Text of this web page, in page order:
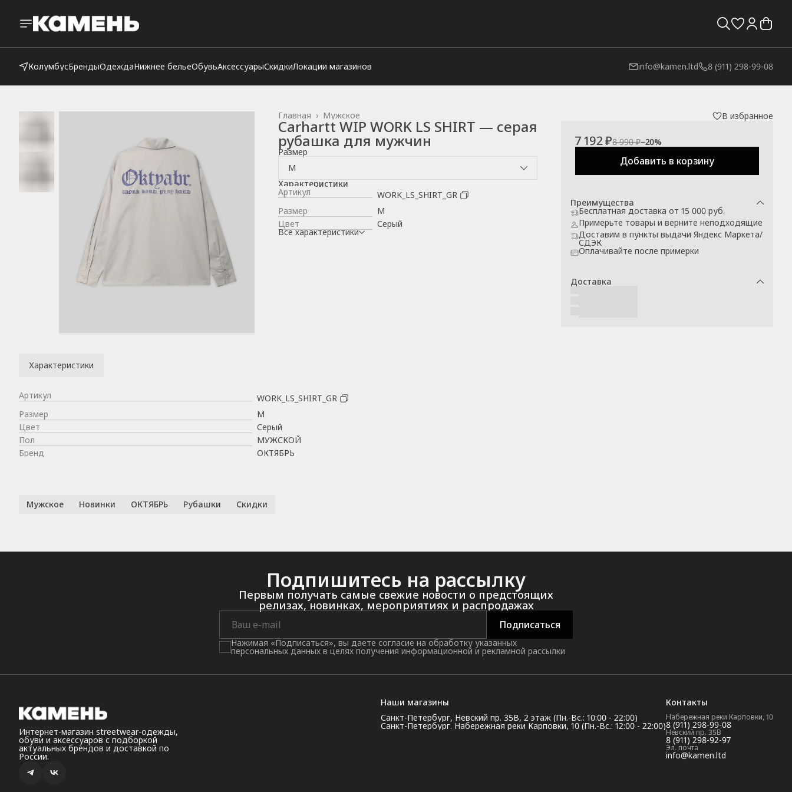
КолумбусБрендыОдеждаНижнее бельеОбувьАксессуарыСкидкиЛокации магазинов info@kamen.ltd 8 (911) 298-99-08
Мужское
Главная ›
Carhartt WIP WORK LS SHIRT — серая
рубашка для мужчин
Размер
M
Характеристики
Артикул
WORK_LS_SHIRT_GR
Размер
M
Цвет
Серый
Все характеристики
В избранное
7 192 ₽8 990 ₽−20%
Добавить в корзину
Преимущества
Бесплатная доставка от 15 000 руб.
Примерьте товары и верните неподходящие
Доставим в пункты выдачи Яндекс Маркета/
СДЭК
Оплачивайте после примерки
Доставка
Характеристики
Артикул
WORK_LS_SHIRT_GR
Размер
M
Цвет
Серый
Пол
МУЖСКОЙ
Бренд
ОКТЯБРЬ
Мужское Новинки ОКТЯБРЬ Рубашки Скидки
Подпишитесь на рассылку
Первым получать самые свежие новости о предстоящих
релизах, новинках, мероприятиях и распродажах
Подписаться
Нажимая «Подписаться», вы даете согласие на обработку указанных
персональных данных в целях получения информационной и рекламной рассылки
Интернет-магазин streetwear-одежды,
обуви и аксессуаров с подборкой
актуальных брендов и доставкой по
России.
Наши магазины
Санкт-Петербург, Невский пр. 35В, 2 этаж (Пн.-Вс.: 10:00 - 22:00)
Санкт-Петербург. Набережная реки Карповки, 10 (Пн.-Вс.: 12:00 - 22:00)
Контакты
Набережная реки Карповки, 10
8 (911) 298-99-08
Невский пр. 35В
8 (911) 298-92-97
Эл. почта
info@kamen.ltd